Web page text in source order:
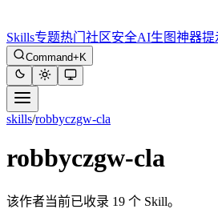
Skills专题热门 社区安全AI生图神器提
Command+K
skills/robbyczgw-cla
robbyczgw-cla
该作者当前已收录 19 个 Skill。